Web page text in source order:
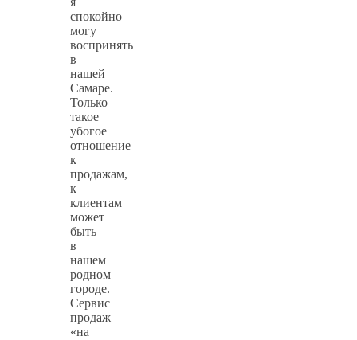
спокойно
могу
воспринять
в
нашей
Самаре.
Только
такое
убогое
отношение
к
продажам,
к
клиентам
может
быть
в
нашем
родном
городе.
Сервис
продаж
«на